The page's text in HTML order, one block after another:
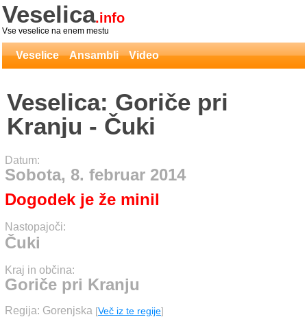
Veselica.info
Vse veselice na enem mestu
Veselice Ansambli Video
Veselica: Goriče pri
Kranju - Čuki
Datum:
Sobota, 8. februar 2014
Dogodek je že minil
Nastopajoči:
Čuki
Kraj in občina:
Goriče pri Kranju
Regija: Gorenjska [Več iz te regije]